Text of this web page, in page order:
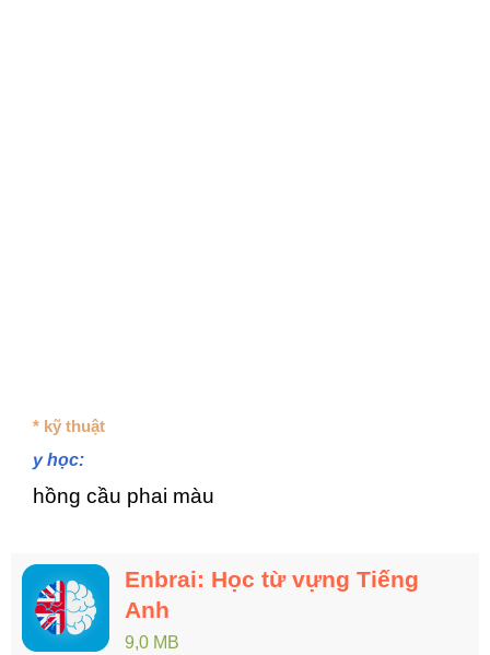
* kỹ thuật
y học:
hồng cầu phai màu
Enbrai: Học từ vựng Tiếng
Anh
9,0 MB